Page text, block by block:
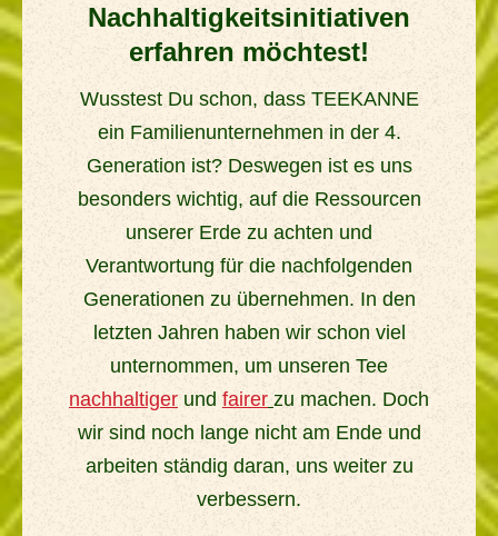
Nachhaltigkeitsinitiativen
erfahren möchtest!
Wusstest Du schon, dass TEEKANNE
ein Familienunternehmen in der 4.
Generation ist? Deswegen ist es uns
besonders wichtig, auf die Ressourcen
unserer Erde zu achten und
Verantwortung für die nachfolgenden
Generationen zu übernehmen. In den
letzten Jahren haben wir schon viel
unternommen, um unseren Tee
nachhaltiger und fairer zu machen. Doch
wir sind noch lange nicht am Ende und
arbeiten ständig daran, uns weiter zu
verbessern.